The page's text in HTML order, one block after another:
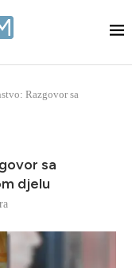
Razgovor sa
sa
djelu